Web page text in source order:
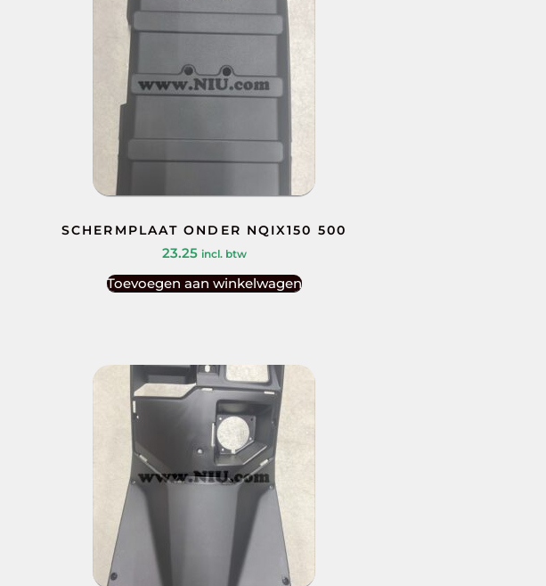
SCHERMPLAAT ONDER NQIX150 500
23.25 incl. btw
Toevoegen aan winkelwagen